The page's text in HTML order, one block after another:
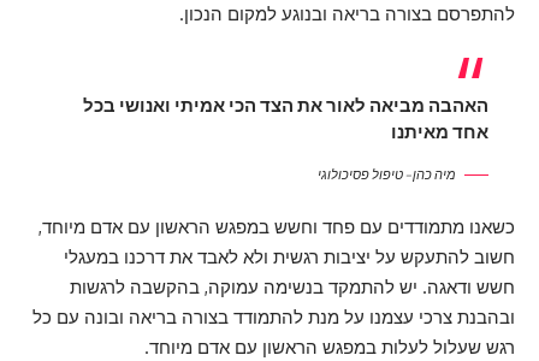
להתפרסם בצורה בריאה ובנוגע למקום הנכון.
האהבה מביאה לאור את הצד הכי אמיתי ואנושי בכל
אחד מאיתנו
מיה כהן – טיפול פסיכולוגי
כשאנו מתמודדים עם פחד וחשש במפגש הראשון עם אדם מיוחד,
חשוב להתעקש על יציבות רגשית ולא לאבד את דרכנו במעגלי
חשש ודאגה. יש להתמקד בנשימה עמוקה, בהקשבה לרגשות
ובהבנת צרכי עצמנו על מנת להתמודד בצורה בריאה ובונה עם כל
רגש שעלול לעלות במפגש הראשון עם אדם מיוחד.